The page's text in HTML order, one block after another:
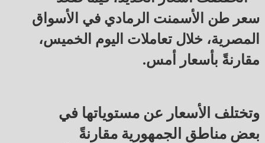
سعر طن الأسمنت الرمادي في الأسواق
المصرية، خلال تعاملات اليوم الخميس،
مقارنةً بأسعار أمس.
وتختلف الأسعار عن مستوياتها في
بعض مناطق الجمهورية مقارنةً